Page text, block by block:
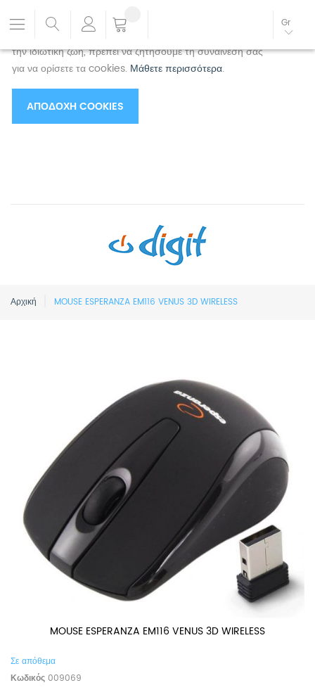
Χρησιμοποιούμε cookies για να βελτιώσουμε την
εμπειρία σας.
Για να συμμορφωθείτε με τη νέα οδηγία για
την ιδιωτική ζωή, πρέπει να ζητήσουμε τη συναίνεσή σας
για να ορίσετε τα cookies. Μάθετε περισσότερα.
ΑΠΟΔΟΧΉ COOKIES
Gr
Αρχική MOUSE ESPERANZA EM116 VENUS 3D WIRELESS
Σε απόθεμα
Κωδικός 009069
MOUSE ESPERANZA EM116 VENUS 3D WIRELESS